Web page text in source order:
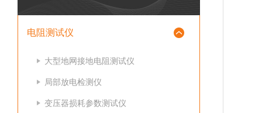
电阻测试仪
大型地网接地电阻测试仪
局部放电检测仪
变压器损耗参数测试仪